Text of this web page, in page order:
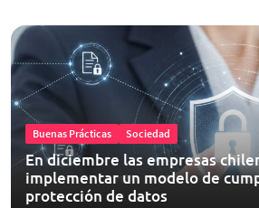
Buenas Prácticas Sociedad
En diciembre las empresas
implementar un modelo de
protección de datos